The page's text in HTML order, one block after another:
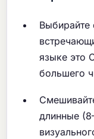
Выбирайте
языке это
большего
длинные